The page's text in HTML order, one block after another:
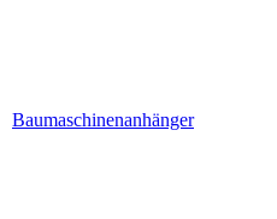
Baumaschinenanhänger